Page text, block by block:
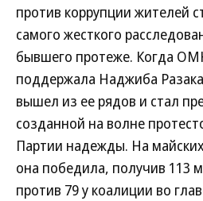
против коррупции жителей
самого жесткого
бывшего протеже. Когда
поддержала Наджиба
вышел из ее рядов и стал
созданной на волне
Партии надежды. На
она победила, получив 113
против 79 у коалиции во